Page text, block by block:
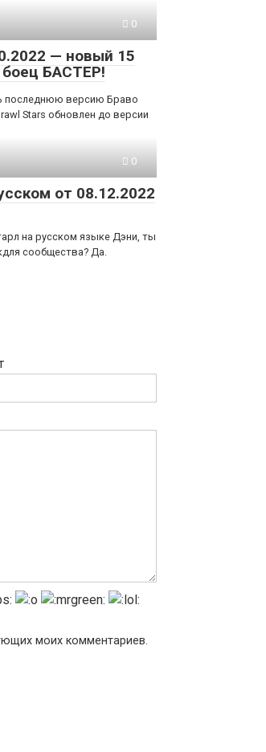
0
— новый 15
БАСТЕР!
последнюю версию Браво
Stars обновлен до версии
0
от 08.12.2022
на русском языке Дэни, ты
сообщества? Да.
моих комментариев.